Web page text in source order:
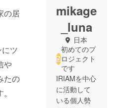
の居
ツ
や
たの
mikage
_luna
日本
初めてのプ
ロジェクト
です
IRIAMを中心
に活動して
いる個人勢